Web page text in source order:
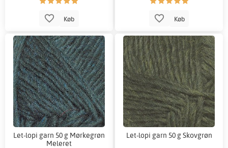
Køb Køb
Let-lopi garn 50 g Mørkegrøn
Meleret
Let-lopi garn 50 g Skovgrøn